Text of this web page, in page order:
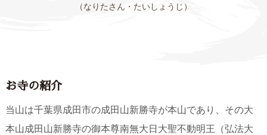
（なりたさん・たいしょうじ）
お寺の紹介
当山は千葉県成田市の成田山新勝寺が本山であり、その大
本山成田山新勝寺の御本尊南無大日大聖不動明王（弘法大